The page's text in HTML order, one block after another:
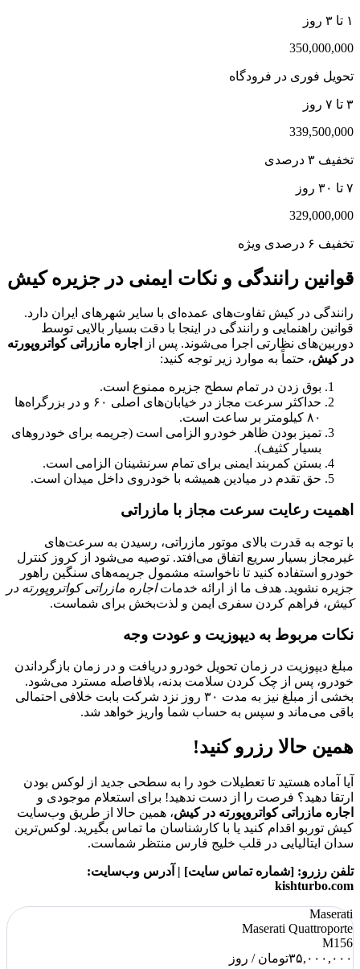
۱ تا ۳ روز
350,000,000
تحویل فوری در فرودگاه
۳ تا ۷ روز
339,500,000
تخفیف ۳ درصدی
۷ تا ۳۰ روز
329,000,000
تخفیف ۶ درصدی ویژه
قوانین رانندگی و نکات ایمنی در جزیره کیش
رانندگی در کیش تفاوت‌های عمده‌ای با سایر شهرهای ایران دارد.
قوانین راهنمایی و رانندگی در اینجا با دقت بسیار بالایی توسط
دوربین‌های نظارتی اجرا می‌شوند. پس از
اجاره مازراتی کواتروپورته
در کیش، حتماً به موارد زیر توجه کنید:
بوق زدن در تمام سطح جزیره ممنوع است.
حداکثر سرعت مجاز در خیابان‌های اصلی ۶۰ و در بزرگراه‌ها
۸۰ کیلومتر بر ساعت است.
تمیز بودن ظاهر خودرو الزامی است (جریمه برای خودروهای
بسیار کثیف).
بستن کمربند ایمنی برای تمام سرنشینان الزامی است.
حق تقدم در میادین همیشه با خودروی داخل میدان است.
اهمیت رعایت سرعت مجاز با مازراتی
با توجه به قدرت بالای موتور مازراتی، رسیدن به سرعت‌های
غیرمجاز بسیار سریع اتفاق می‌افتد. توصیه می‌شود از کروز کنترل
خودرو استفاده کنید تا ناخواسته مشمول جریمه‌های سنگین راهور
جزیره نشوید. هدف ما از ارائه خدماتاجاره مازراتی کواتروپورته در
کیش، فراهم کردن سفری ایمن و لذت‌بخش برای شماست.
نکات مربوط به دیپوزیت و عودت وجه
مبلغ دیپوزیت در زمان تحویل خودرو دریافت و در زمان بازگرداندن
خودرو، پس از چک کردن سلامت بدنه، بلافاصله مسترد می‌شود.
بخشی از مبلغ نیز به مدت ۳۰ روز نزد شرکت بابت خلافی احتمالی
باقی می‌ماند و سپس به حساب شما واریز خواهد شد.
همین حالا رزرو کنید!
آیا آماده هستید تا تعطیلات خود را به سطحی جدید از لوکس بودن
ارتقا دهید؟ فرصت را از دست ندهید! برای استعلام موجودی و
اجاره مازراتی کواتروپورته در کیش، همین حالا از طریق وب‌سایت
کیش توربو اقدام کنید یا با کارشناسان ما تماس بگیرید. لوکس‌ترین
سدان ایتالیایی در قلب خلیج فارس منتظر شماست.
تلفن رزرو: [شماره تماس سایت] | آدرس وب‌سایت:
kishturbo.com
Maserati
Maserati Quattroporte
M156
۳۵,۰۰۰,۰۰۰تومان / روز